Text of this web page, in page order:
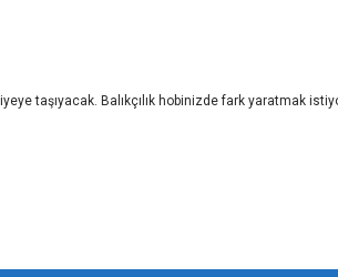
taşıyacak. Balıkçılık hobinizde fark yaratmak